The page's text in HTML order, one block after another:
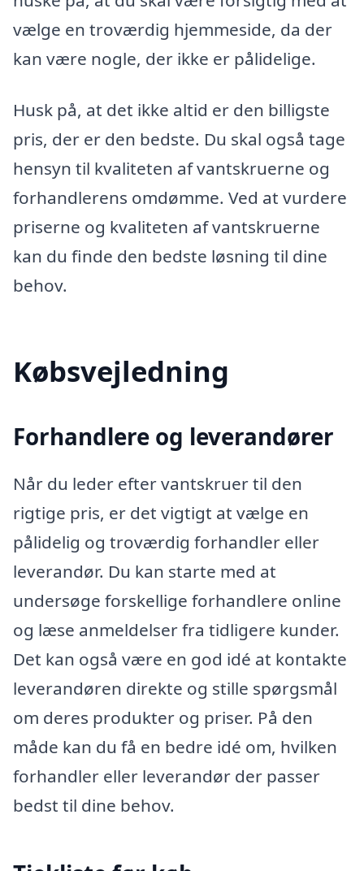
vælge en troværdig hjemmeside, da der
kan være nogle, der ikke er pålidelige.
Husk på, at det ikke altid er den billigste
pris, der er den bedste. Du skal også tage
hensyn til kvaliteten af ​​vantskruerne og
forhandlerens omdømme. Ved at vurdere
priserne og kvaliteten af ​​vantskruerne
kan du finde den bedste løsning til dine
behov.
Købsvejledning
Forhandlere og leverandører
Når du leder efter vantskruer til den
rigtige pris, er det vigtigt at vælge en
pålidelig og troværdig forhandler eller
leverandør. Du kan starte med at
undersøge forskellige forhandlere online
og læse anmeldelser fra tidligere kunder.
Det kan også være en god idé at kontakte
leverandøren direkte og stille spørgsmål
om deres produkter og priser. På den
måde kan du få en bedre idé om, hvilken
forhandler eller leverandør der passer
bedst til dine behov.